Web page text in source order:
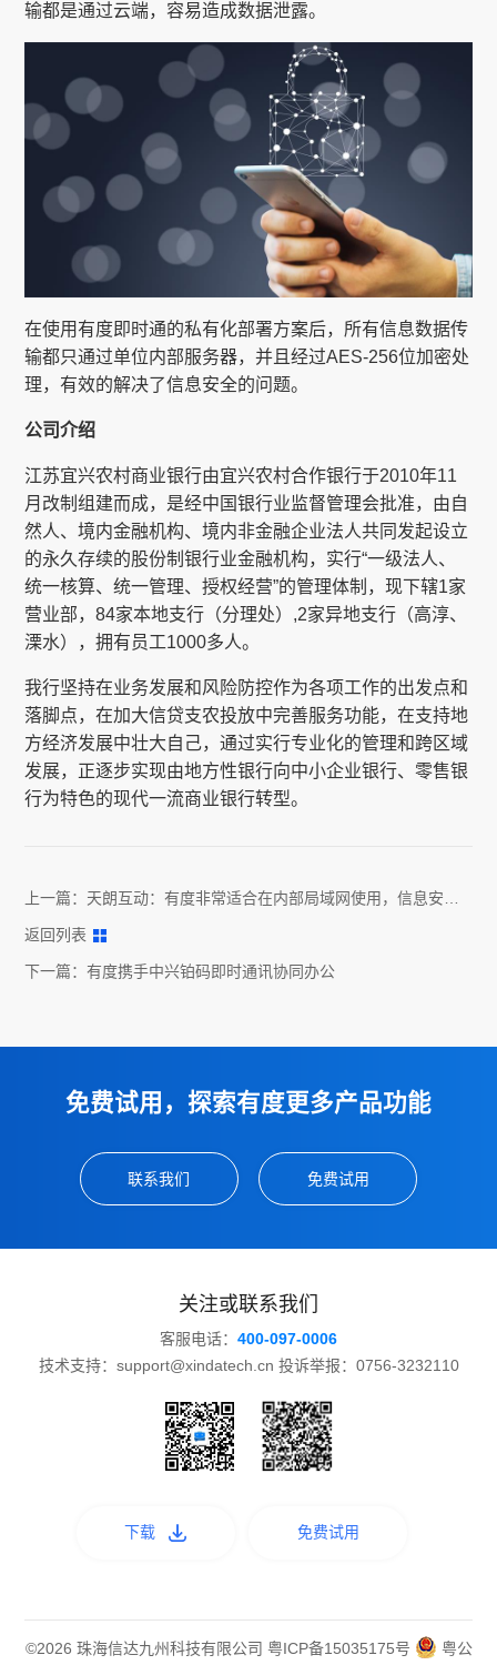
输都是通过云端，容易造成数据泄露。
在使用有度即时通的私有化部署方案后，所有信息数据传
输都只通过单位内部服务器，并且经过AES-256位加密处
理，有效的解决了信息安全的问题。
公司介绍
江苏宜兴农村商业银行由宜兴农村合作银行于2010年11
月改制组建而成，是经中国银行业监督管理会批准，由自
然人、境内金融机构、境内非金融企业法人共同发起设立
的永久存续的股份制银行业金融机构，实行“一级法人、
统一核算、统一管理、授权经营”的管理体制，现下辖1家
营业部，84家本地支行（分理处）,2家异地支行（高淳、
溧水），拥有员工1000多人。
我行坚持在业务发展和风险防控作为各项工作的出发点和
落脚点，在加大信贷支农投放中完善服务功能，在支持地
方经济发展中壮大自己，通过实行专业化的管理和跨区域
发展，正逐步实现由地方性银行向中小企业银行、零售银
行为特色的现代一流商业银行转型。
上一篇： 天朗互动：有度非常适合在内部局域网使用，信息安
返回列表
下一篇：有度携手中兴铂码即时通讯协同办公
免费试用，探索有度更多产品功能
联系我们 免费试用
关注或联系我们
客服电话： 400-097-0006
技术支持：support@xindatech.cn 投诉举报：0756-3232110
下载 免费试用
©2026 珠海信达九州科技有限公司 粤ICP备15035175号
粤公